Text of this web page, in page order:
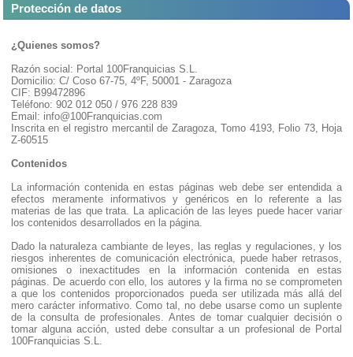
Protección de datos
¿Quienes somos?
Razón social: Portal 100Franquicias S.L.
Domicilio: C/ Coso 67-75, 4ºF, 50001 - Zaragoza
CIF: B99472896
Teléfono: 902 012 050 / 976 228 839
Email: info@100Franquicias.com
Inscrita en el registro mercantil de Zaragoza, Tomo 4193, Folio 73, Hoja
Z-60515
Contenidos
La información contenida en estas páginas web debe ser entendida a
efectos meramente informativos y genéricos en lo referente a las
materias de las que trata. La aplicación de las leyes puede hacer variar
los contenidos desarrollados en la página.
Dado la naturaleza cambiante de leyes, las reglas y regulaciones, y los
riesgos inherentes de comunicación electrónica, puede haber retrasos,
omisiones o inexactitudes en la información contenida en estas
páginas. De acuerdo con ello, los autores y la firma no se comprometen
a que los contenidos proporcionados pueda ser utilizada más allá del
mero carácter informativo. Como tal, no debe usarse como un suplente
de la consulta de profesionales. Antes de tomar cualquier decisión o
tomar alguna acción, usted debe consultar a un profesional de Portal
100Franquicias S.L.